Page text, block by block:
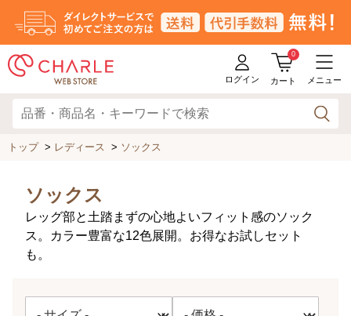
ログイン
0
カート メニュー
トップ> レディース > ソックス
ソックス
レッグ部と土踏まずの心地よいフィット感のソック
ス。カラー豊富な12色展開。お得なお試しセット
も。